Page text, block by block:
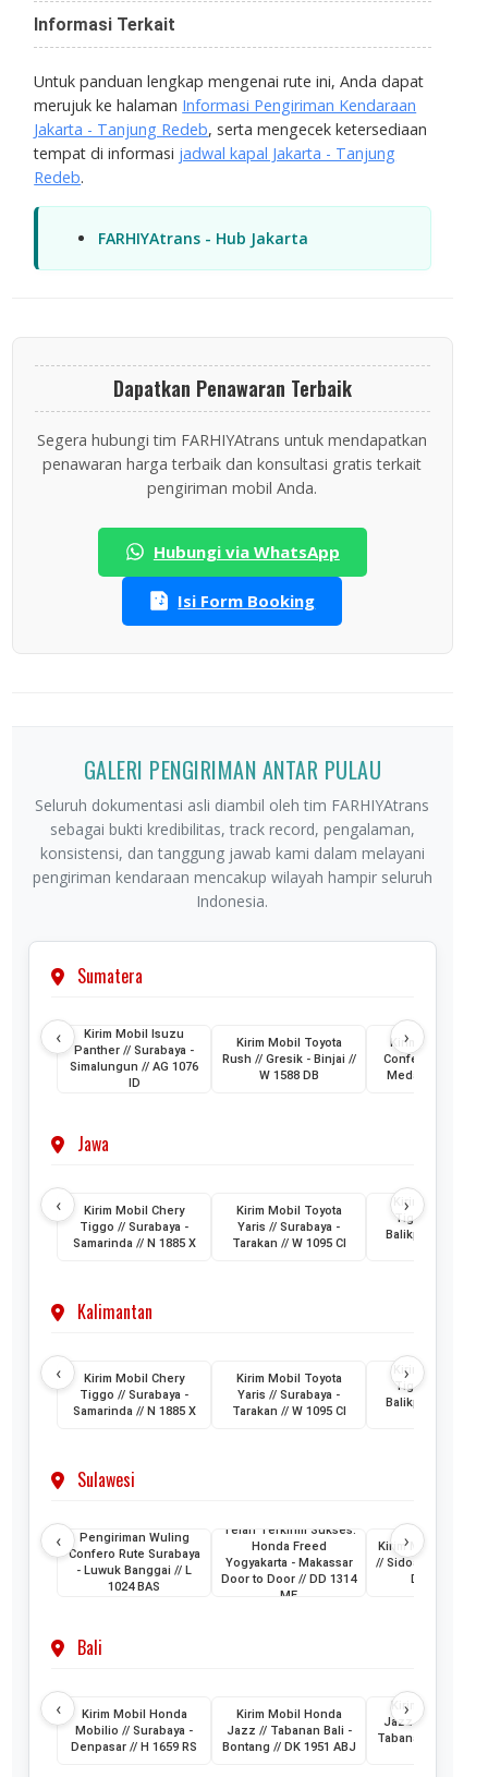
Informasi Terkait
Untuk panduan lengkap mengenai rute ini, Anda dapat
merujuk ke halaman Informasi Pengiriman Kendaraan
Jakarta - Tanjung Redeb, serta mengecek ketersediaan
tempat di informasi jadwal kapal Jakarta - Tanjung
Redeb.
FARHIYAtrans - Hub Jakarta
Dapatkan Penawaran Terbaik
Segera hubungi tim FARHIYAtrans untuk mendapatkan
penawaran harga terbaik dan konsultasi gratis terkait
pengiriman mobil Anda.
Hubungi via WhatsApp
Isi Form Booking
GALERI PENGIRIMAN ANTAR PULAU
Seluruh dokumentasi asli diambil oleh tim FARHIYAtrans
sebagai bukti kredibilitas, track record, pengalaman,
konsistensi, dan tanggung jawab kami dalam melayani
pengiriman kendaraan mencakup wilayah hampir seluruh
Indonesia.
Sumatera
‹
Kirim Mobil Isuzu
Panther // Surabaya -
Simalungun // AG 1076
ID
Kirim Mobil Toyota
Rush // Gresik - Binjai //
W 1588 DB
Kirim Mobil
Confero //
Medan // L 1202
›
Jawa
‹
Kirim Mobil Chery
Tiggo // Surabaya -
Samarinda // N 1885 X
Kirim Mobil Toyota
Yaris // Surabaya -
Tarakan // W 1095 CI
Kirim Mobil
Tiggo // Jakarta
Balikpapan // D
›
Kalimantan
‹
Kirim Mobil Chery
Tiggo // Surabaya -
Samarinda // N 1885 X
Kirim Mobil Toyota
Yaris // Surabaya -
Tarakan // W 1095 CI
Kirim Mobil
Tiggo // Jakarta
Balikpapan // D
›
Sulawesi
‹
Pengiriman Wuling
Confero Rute Surabaya
- Luwuk Banggai // L
1024 BAS
Telah Terkirim Sukses:
Honda Freed
Yogyakarta - Makassar
Door to Door // DD 1314
ME
Kirim Mobil Honda
// Sidoarjo -
DH 1024 KB
›
Bali
‹
Kirim Mobil Honda
Mobilio // Surabaya -
Denpasar // H 1659 RS
Kirim Mobil Honda
Jazz // Tabanan Bali -
Bontang // DK 1951 ABJ
Kirim Mobil
Jazz //
Tabanan Bali // DK
›